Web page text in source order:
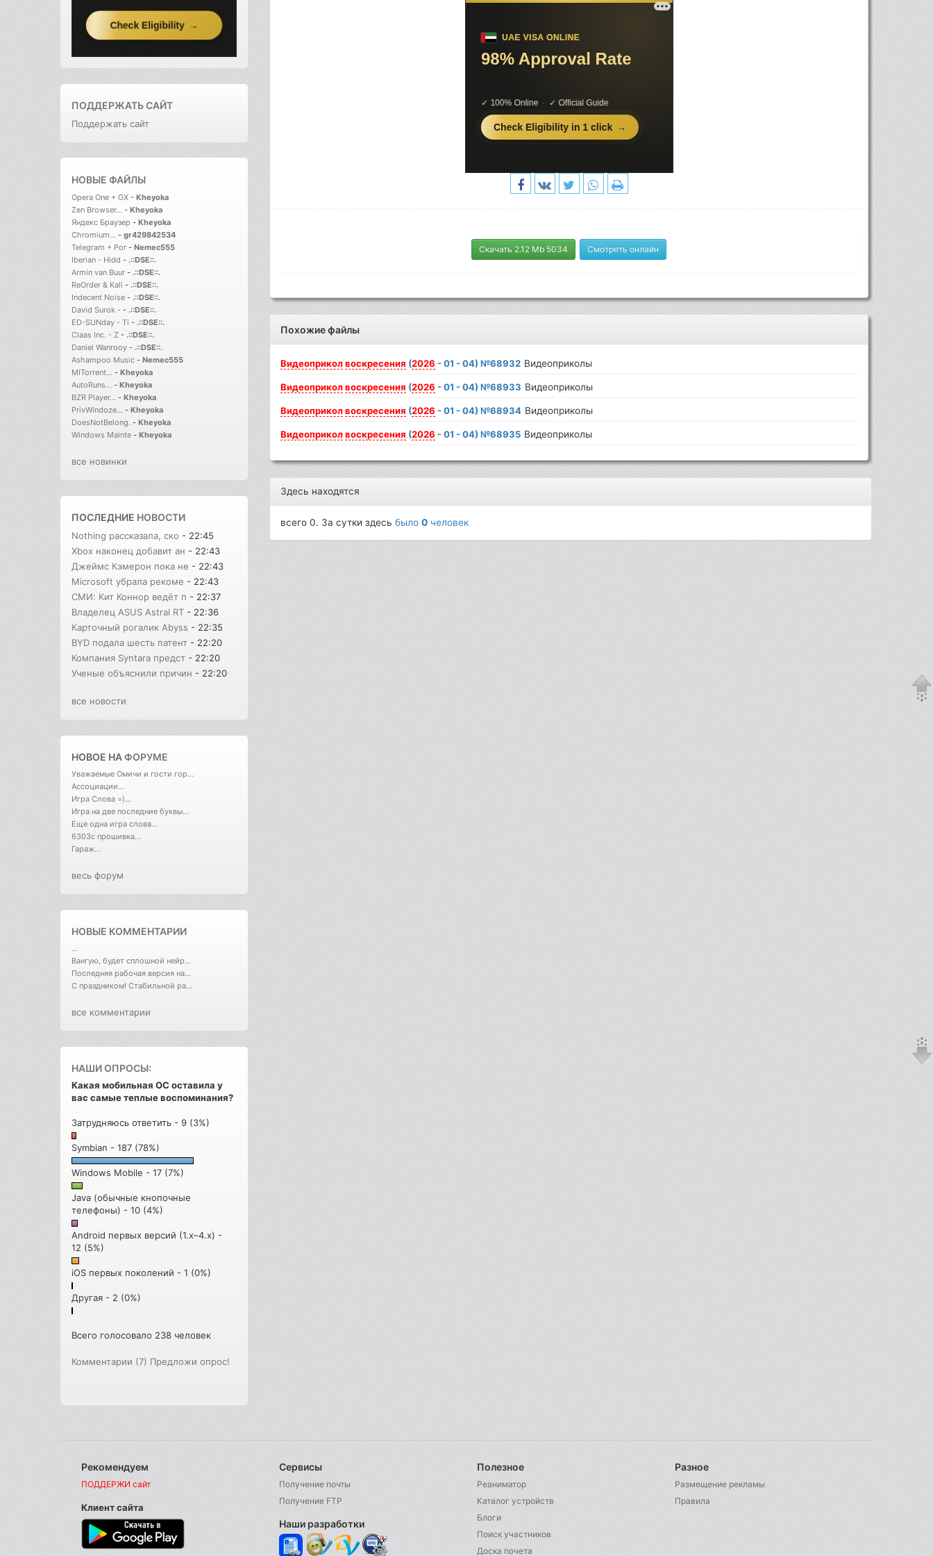
ПОДДЕРЖАТЬ САЙТ
Поддержать сайт
НОВЫЕ ФАЙЛЫ
Opera One + GX - Kheyoka
Zen Browser... - Kheyoka
Яндекс Браузер - Kheyoka
Chromium... - gr429842534
Telegram + Por - Nemec555
Iberian - Hidd - .::DSE::.
Armin van Buur - .::DSE::.
ReOrder & Kali - .::DSE::.
Indecent Noise - .::DSE::.
David Surok - - .::DSE::.
ED-SUNday - Ti - .::DSE::.
Claas Inc. - Z - .::DSE::.
Daniel Wanrooy - .::DSE::.
Ashampoo Music - Nemec555
MITorrent... - Kheyoka
AutoRuns... - Kheyoka
BZR Player... - Kheyoka
PrivWindoze... - Kheyoka
DoesNotBelong. - Kheyoka
Windows Mainte - Kheyoka
все новинки
ПОСЛЕДНИЕ НОВОСТИ
Nothing рассказала, ско - 22:45
Xbox наконец добавит ан - 22:43
Джеймс Кэмерон пока не - 22:43
Microsoft убрала рекоме - 22:43
СМИ: Кит Коннор ведёт п - 22:37
Владелец ASUS Astral RT - 22:36
Карточный рогалик Abyss - 22:35
BYD подала шесть патент - 22:20
Компания Syntara предст - 22:20
Ученые объяснили причин - 22:20
все новости
НОВОЕ НАФОРУМЕ
Уважаемые Омичи и гости гор...
Ассоциации...
Игра Слова =)...
Игра на две последние буквы...
Еще одна игра слова...
6303с прошивка...
Гараж...
весь форум
НОВЫЕ КОММЕНТАРИИ
...
Вангую, будет сплошной нейр...
Последняя рабочая версия на...
С праздником! Стабильной ра...
все комментарии
НАШИ ОПРОСЫ:
Какая мобильная ОС оставила у
вас самые теплые воспоминания?
Затрудняюсь ответить - 9 (3%)
Symbian - 187 (78%)
Windows Mobile - 17 (7%)
Java (обычные кнопочные
телефоны) - 10 (4%)
Android первых версий (1.x–4.x) -
12 (5%)
iOS первых поколений - 1 (0%)
Другая - 2 (0%)
Всего голосовало 238 человек
Комментарии (7) Предложи опрос!
Скачать 2.12 Mb 5034 Смотреть онлайн
Похожие файлы
Видеоприколвоскресения (2026 - 01 - 04) №68932 Видеоприколы
Видеоприколвоскресения (2026 - 01 - 04) №68933 Видеоприколы
Видеоприколвоскресения (2026 - 01 - 04) №68934 Видеоприколы
Видеоприколвоскресения (2026 - 01 - 04) №68935 Видеоприколы
Здесь находятся
всего 0. За сутки здесьбыло0 человек
Рекомендуем
ПОДДЕРЖИ сайт
Клиент сайта
Сервисы
Получение почты
Получение FTP
Наши разработки
Полезное
Реаниматор
Каталог устройств
Блоги
Поиск участников
Доска почета
Разное
Размещение рекламы
Правила